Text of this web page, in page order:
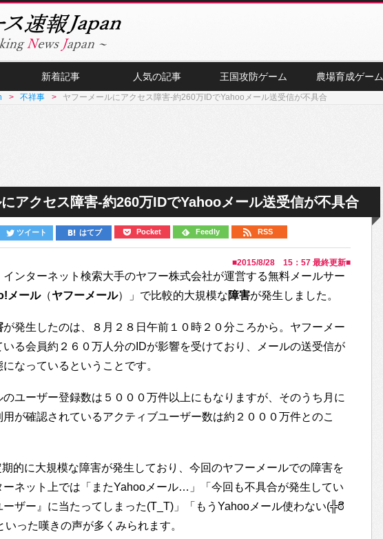
新着記事 人気の記事 王国攻防ゲーム 農場育成ゲーム
不祥事 ヤフーメールにアクセス障害-約260万IDでYahooメール送受信が不具合
アクセス障害-約260万IDでYahooメール送受信が不具合
ツイート はてブ Pocket Feedly RSS
■2015/8/28 15：57 最終更新■
インターネット検索大手のヤフー株式会社が運営する無料メールサー
メール（ヤフーメール）」で比較的大規模な障害が発生しました。
が発生したのは、８月２８日午前１０時２０分ころから。ヤフーメー
いる会員約２６０万人分のIDが影響を受けており、メールの送受信が
なっているということです。
のユーザー登録数は５０００万件以上にもなりますが、そのうち月に
用が確認されているアクティブユーザー数は約２０００万件とのこ
的に大規模な障害が発生しており、今回のヤフーメールでの障害を
ーネット上では「またYahooメール…」「今回も不具合が発生してい
ーザー』に当たってしまった(T_T)」「もうYahooメール使わない(╬ಠิ
いった嘆きの声が多くみられます。